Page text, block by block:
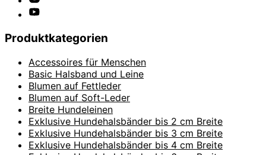
Produktkategorien
Accessoires für Menschen
Basic Halsband und Leine
Blumen auf Fettleder
Blumen auf Soft-Leder
Breite Hundeleinen
Exklusive Hundehalsbänder bis 2 cm Breite
Exklusive Hundehalsbänder bis 3 cm Breite
Exklusive Hundehalsbänder bis 4 cm Breite